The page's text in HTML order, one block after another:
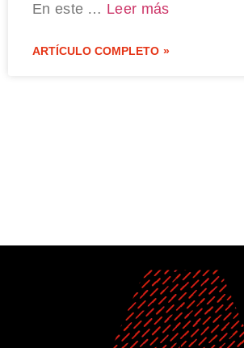
En este … Leer más
ARTÍCULO COMPLETO »